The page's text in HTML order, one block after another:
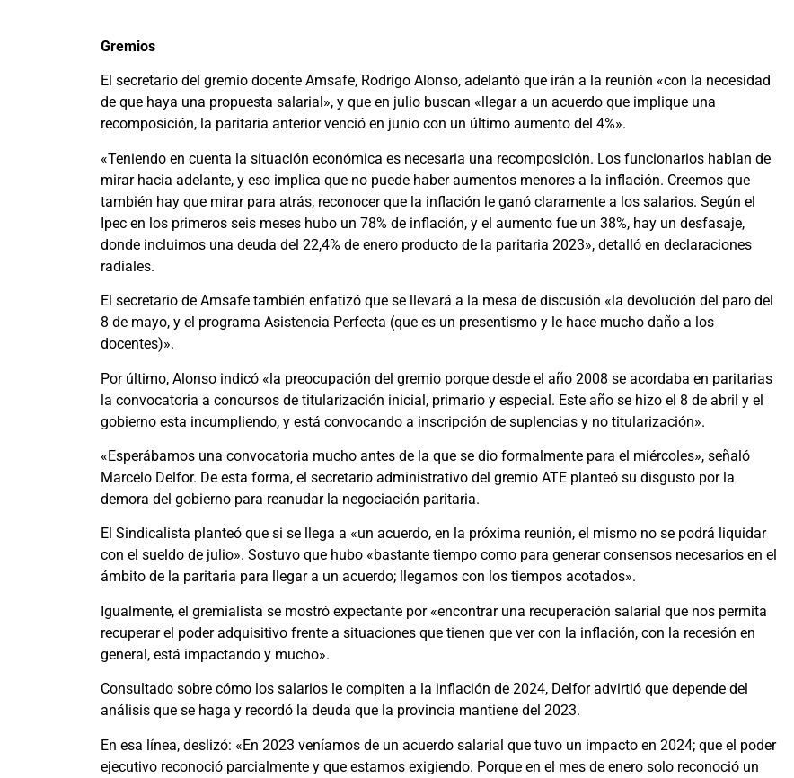
Gremios
El secretario del gremio docente Amsafe, Rodrigo Alonso, adelantó que irán a la reunión «con la necesidad
de que haya una propuesta salarial», y que en julio buscan «llegar a un acuerdo que implique una
recomposición, la paritaria anterior venció en junio con un último aumento del 4%».
«Teniendo en cuenta la situación económica es necesaria una recomposición. Los funcionarios hablan de
mirar hacia adelante, y eso implica que no puede haber aumentos menores a la inflación. Creemos que
también hay que mirar para atrás, reconocer que la inflación le ganó claramente a los salarios. Según el
Ipec en los primeros seis meses hubo un 78% de inflación, y el aumento fue un 38%, hay un desfasaje,
donde incluimos una deuda del 22,4% de enero producto de la paritaria 2023», detalló en declaraciones
radiales.
El secretario de Amsafe también enfatizó que se llevará a la mesa de discusión «la devolución del paro del
8 de mayo, y el programa Asistencia Perfecta (que es un presentismo y le hace mucho daño a los
docentes)».
Por último, Alonso indicó «la preocupación del gremio porque desde el año 2008 se acordaba en paritarias
la convocatoria a concursos de titularización inicial, primario y especial. Este año se hizo el 8 de abril y el
gobierno esta incumpliendo, y está convocando a inscripción de suplencias y no titularización».
«Esperábamos una convocatoria mucho antes de la que se dio formalmente para el miércoles», señaló
Marcelo Delfor. De esta forma, el secretario administrativo del gremio ATE planteó su disgusto por la
demora del gobierno para reanudar la negociación paritaria.
El Sindicalista planteó que si se llega a «un acuerdo, en la próxima reunión, el mismo no se podrá liquidar
con el sueldo de julio». Sostuvo que hubo «bastante tiempo como para generar consensos necesarios en el
ámbito de la paritaria para llegar a un acuerdo; llegamos con los tiempos acotados».
Igualmente, el gremialista se mostró expectante por «encontrar una recuperación salarial que nos permita
recuperar el poder adquisitivo frente a situaciones que tienen que ver con la inflación, con la recesión en
general, está impactando y mucho».
Consultado sobre cómo los salarios le compiten a la inflación de 2024, Delfor advirtió que depende del
análisis que se haga y recordó la deuda que la provincia mantiene del 2023.
En esa línea, deslizó: «En 2023 veníamos de un acuerdo salarial que tuvo un impacto en 2024; que el poder
ejecutivo reconoció parcialmente y que estamos exigiendo. Porque en el mes de enero solo reconoció un